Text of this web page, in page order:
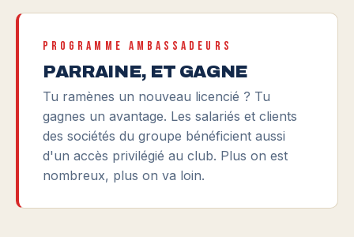
PROGRAMME AMBASSADEURS
PARRAINE, ET GAGNE
Tu ramènes un nouveau licencié ? Tu
gagnes un avantage. Les salariés et clients
des sociétés du groupe bénéficient aussi
d'un accès privilégié au club. Plus on est
nombreux, plus on va loin.